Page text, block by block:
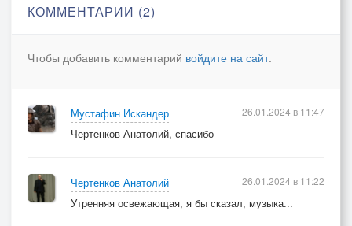
КОММЕНТАРИИ (2)
Чтобы добавить комментарий войдите на сайт.
Мустафин Искандер
Чертенков Анатолий, спасибо
26.01.2024 в 11:47
Чертенков Анатолий
Утренняя освежающая, я бы сказал, музыка...
26.01.2024 в 11:22